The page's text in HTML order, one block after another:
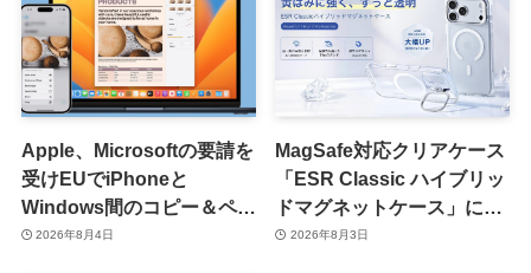
Apple、Microsoftの要請を
受けEUでiPhoneと
Windows間のコピー＆ペー
スト機能を提供へ
2026年8月4日
MagSafe対応クリアケース
「ESR Classic ハイブリッ
ドマグネットケース」に黄
ばみへの耐久性を向上させ
2026年8月3日